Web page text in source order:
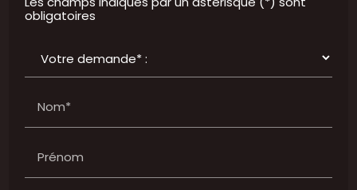
obligatoires
Nom*
Prénom